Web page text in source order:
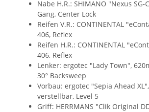
Nabe H.R.: SHIMANO "Nexus SG-
Gang, Center Lock
Reifen V.R.: CONTINENTAL
406, Reflex
Reifen H.R.: CONTINENTAL
406, Reflex
Lenker: ergotec "Lady Town",
30° Backsweep
Vorbau: ergotec "Sepia Ahead
verstellbar, Level 5
Griff: HERRMANS "Clik Original